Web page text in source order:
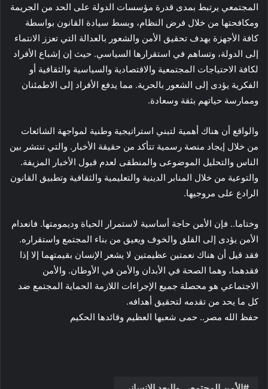
المجتمعي يرتبط بمدى قدرة مؤسسات الدولة على الحد من الجريمة
ومكافحتها من خلال فرض النظام، وبسط سيادة القانون بواسطة
كافة الأجهزة بهدف تحقيق الأمن والشعور بالعدالة التي تعزز الانتماء
إلى الدولة، وتساهم في استقرارها السياسي. حيث إن إشباع الأفراد
لكافة الاحتياجات المجتمعية والاقتصادية والسياسية والثقافية أو
الفكرية يؤدى إلى الشعور بالحرية. مما يدفع الأفراد إلى الاطمئنان
وممارسة حياتهم بثقة وسعادة.
والواقع أن هناك أهمية لتبني استراتيجية وطنية لمواجهة الشائعات
من خلال إيجاد منصة رسمية تتأكد من حقيقة الأخبار. والتي تنتشر بين
الناس والتحليل الموضوعى والمنطقى لعدم قبول الأخبار المزيفة.
والتوعية من خلال المنابر الدينية والتعليمية والثقافية وتطبيق القانون
الرادع على مروجيها.
وختاما.. فإن الأمن حاجة أساسية لاستمرار الحياة وديمومتها. فانعدام
الأمن يؤدى إلى القلق والخوف ويعيق من بناء المجتمع واستقراره.
فقد قيل أن هناك نعمتين عظيمتين لا يشعر الإنسان بقيمتهما إلا إذا
فقدهما، وهما الصحة في الأبدان والأمن في الأوطان. والأمن
الاجتماعي هو محصلة جميع الإجراءات اللازمة الحماية المجتمع ضد
كل ما يحد من تقدمه لتحقيق أهدافه.
حفظ الله مصر.. حمى شعبها العظيم وقائدها الحكيم